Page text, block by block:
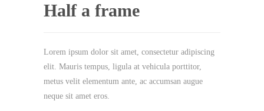
Half a frame
Lorem ipsum dolor sit amet, consectetur adipiscing
elit. Mauris tempus, ligula at vehicula porttitor,
metus velit elementum ante, ac accumsan augue
neque sit amet eros.